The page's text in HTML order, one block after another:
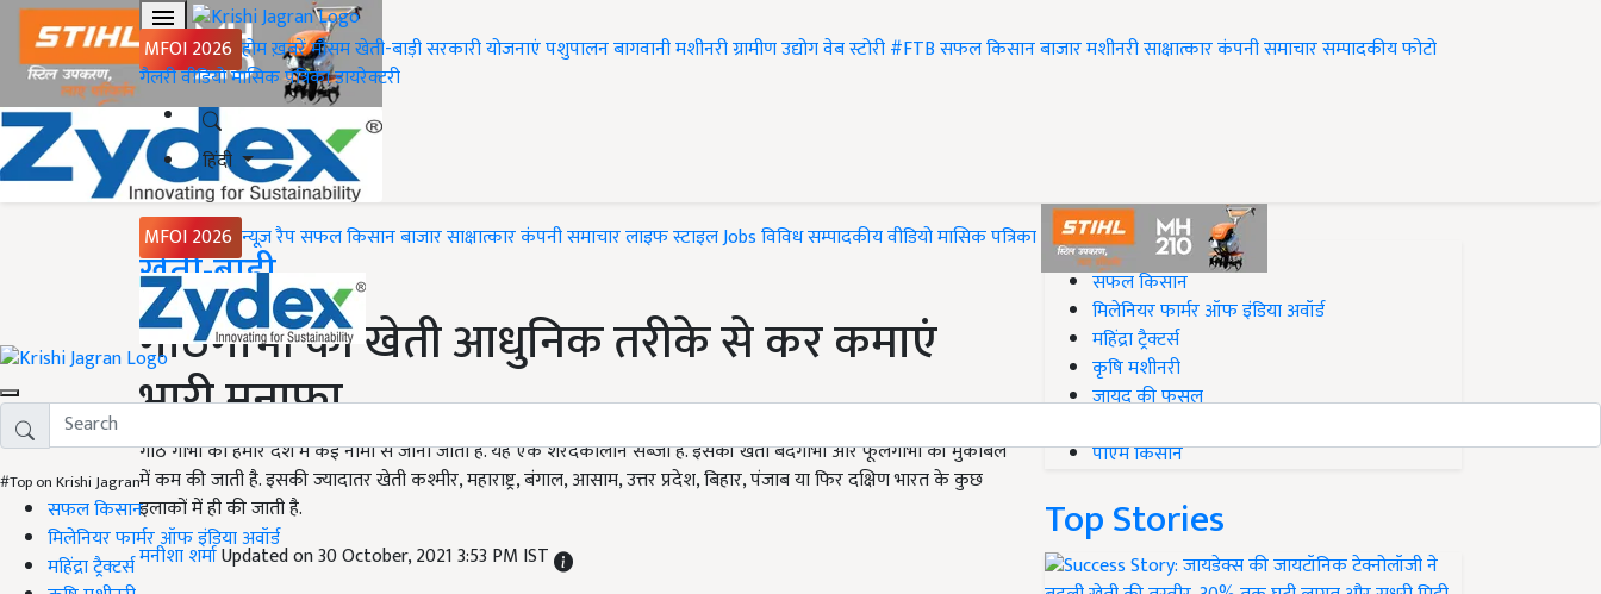
MFOI 2026 होमख़बरेंमौसमखेती-बाड़ीसरकारी योजनाएंपशुपालनबागवानीमशीनरीग्रामीण उद्योगवेब स्टोरी#FTBसफल किसानबाजारमशीनरीसाक्षात्कारकंपनी समाचारसम्पादकीयफोटो
गैलरीवीडियोमासिक पत्रिकाडायरेक्टरी
हिंदी
MFOI 2026 न्यूज़ रैपसफल किसानबाजारसाक्षात्कारकंपनी समाचारलाइफ स्टाइलJobsविविधसम्पादकीयवीडियोमासिक पत्रिका
#Top on Krishi Jagran
सफल किसान
मिलेनियर फार्मर ऑफ इंडिया अवॉर्ड
महिंद्रा ट्रैक्टर्स
Home
खेती-बाड़ी
गांठगोभी की खेती आधुनिक तरीके से कर कमाएं
भारी मुनाफा
गांठ गोभी को हमारे देश में कई नामों से जाना जाता है. यह एक शरदकालीन सब्जी है. इसकी खेती बंदगोभी और फूलगोभी की मुकाबले
में कम की जाती है. इसकी ज्यादातर खेती कश्मीर, महाराष्ट्र, बंगाल, आसाम, उत्तर प्रदेश, बिहार, पंजाब या फिर दक्षिण भारत के कुछ
इलाकों में ही की जाती है.
मनीशा शर्माUpdated on 30 October, 2021 3:53 PM IST
#Top on Krishi Jagran
सफल किसान
मिलेनियर फार्मर ऑफ इंडिया अवॉर्ड
महिंद्रा ट्रैक्टर्स
कृषि मशीनरी
जायद की फसल
पीएम किसान
Top Stories